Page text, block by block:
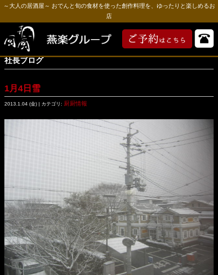
～大人の居酒屋～ おでんと旬の食材を使った創作料理を、ゆったりと楽しめるお
店
社長ブログ
1月4日雪
2013.1.04 (金) | カテゴリ: 厨厨情報